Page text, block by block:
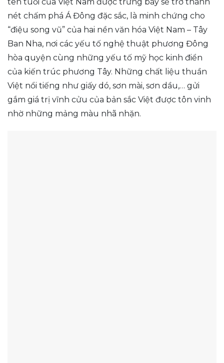
nét chấm phá Á Đông đặc sắc, là minh chứng cho
“điệu song vũ” của hai nền văn hóa Việt Nam – Tây
Ban Nha, nơi các yếu tố nghệ thuật phương Đông
hòa quyện cùng những yếu tố mỹ học kinh điển
của kiến trúc phương Tây. Những chất liệu thuần
Việt nổi tiếng như giấy dó, sơn mài, sơn dầu,… gửi
gắm giá trị vĩnh cửu của bản sắc Việt được tôn vinh
nhờ những mảng màu nhã nhặn.